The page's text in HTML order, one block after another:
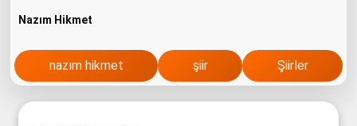
Nazım Hikmet
nazım hikmet şiir Şiirler